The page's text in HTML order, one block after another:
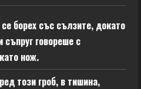
борех със сълзите, докато
говореше с
нож.
този гроб, в тишина,